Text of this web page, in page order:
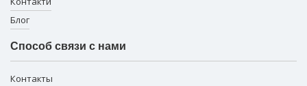
Блог
Способ связи с нами
Контакты